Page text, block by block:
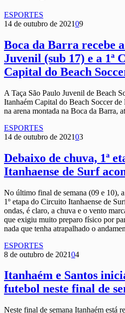
ESPORTES
14 de outubro de 202109
Boca da Barra recebe
Juvenil (sub 17) e a 1ª
Capital do Beach
A Taça São Paulo Juvenil de Beach
Itanhaém Capital do Beach Soccer de
na arena montada na Boca da Barra,
ESPORTES
14 de outubro de 202103
Debaixo de chuva, 1ª
Itanhaense de Surf
No último final de semana (09 e 10),
1º etapa do Circuito Itanhaense de
ondas, é claro, a chuva e o vento
que exigiu muito preparo físico por
nada que tenha atrapalhado o
ESPORTES
8 de outubro de 202104
Itanhaém e Santos
futebol neste final de
Neste final de semana Itanhaém está